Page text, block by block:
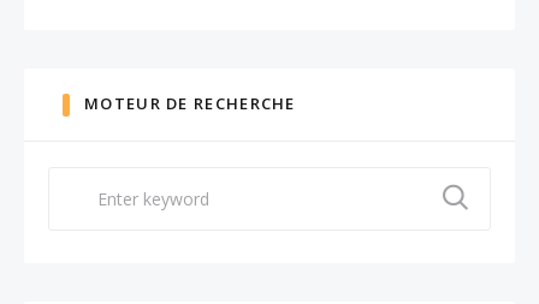
MOTEUR DE RECHERCHE